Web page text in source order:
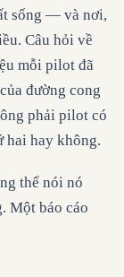
sống — và nơi,
Câu hỏi về
mỗi pilot đã
đường cong
phải pilot có
hai hay không.
thể nói nó
Một báo cáo